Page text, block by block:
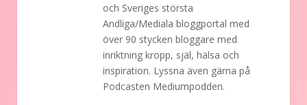
och Sveriges största
Andliga/Mediala bloggportal med
över 90 stycken bloggare med
inriktning kropp, själ, hälsa och
inspiration. Lyssna även gärna på
Podcasten Mediumpodden.